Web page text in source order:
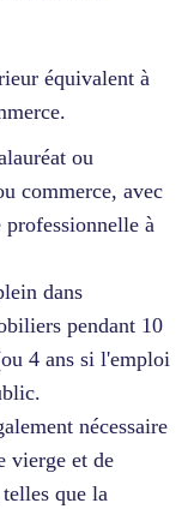
équivalent à
ou
commerce, avec
à
dans
pendant 10
4 ans si l'emploi
nécessaire
vierge et de
que la